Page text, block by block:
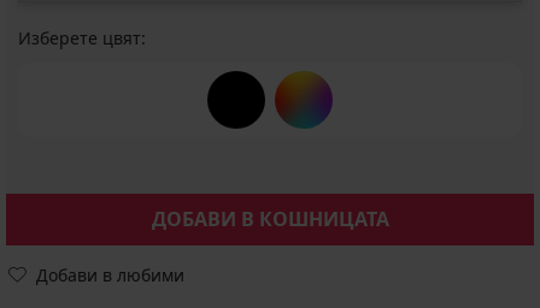
Изберете цвят:
ДОБАВИ В КОШНИЦАТА
Добави в любими